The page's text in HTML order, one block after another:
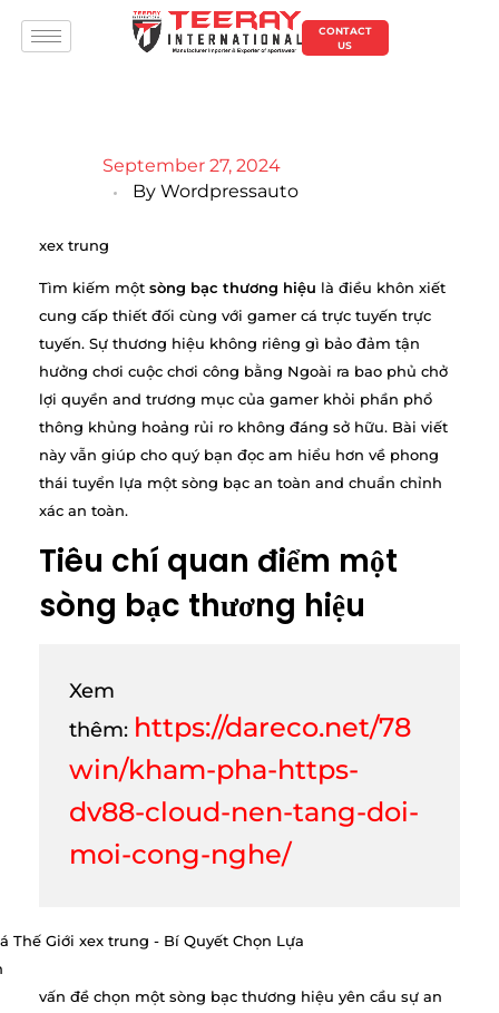
CONTACT
US
September 27, 2024
By Wordpressauto
xex trung
Tìm kiếm một sòng bạc thương hiệu là điều khôn xiết
cung cấp thiết đối cùng với gamer cá trực tuyến trực
tuyến. Sự thương hiệu không riêng gì bảo đảm tận
hưởng chơi cuộc chơi công bằng Ngoài ra bao phủ chở
lợi quyền and trương mục của gamer khỏi phần phổ
thông khủng hoảng rủi ro không đáng sở hữu. Bài viết
này vẫn giúp cho quý bạn đọc am hiểu hơn về phong
thái tuyển lựa một sòng bạc an toàn and chuẩn chỉnh
xác an toàn.
Tiêu chí quan điểm một
sòng bạc thương hiệu
Xem
thêm: https://dareco.net/78
win/kham-pha-https-
dv88-cloud-nen-tang-doi-
moi-cong-nghe/
vấn đề chọn một sòng bạc thương hiệu yên cầu sự an